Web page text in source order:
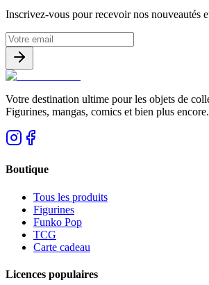
Inscrivez-vous pour recevoir nos nouveautés
Votre destination ultime pour les objets de
Figurines, mangas, comics et bien plus encore.
Boutique
Tous les produits
Figurines
Funko Pop
TCG
Carte cadeau
Licences populaires